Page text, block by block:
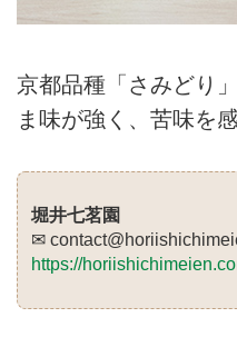
京都品種「さみどり
ま味が強く、苦味を
堀井七茗園
✉ contact@
https://